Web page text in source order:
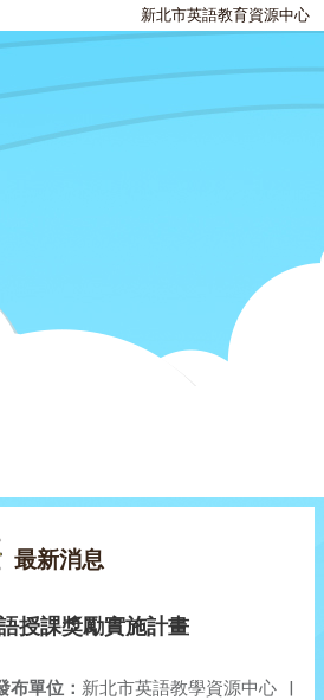
新北市英語教育資源中心
最新消息
授課獎勵實施計畫
布單位： 新北市英語教學資源中心 |